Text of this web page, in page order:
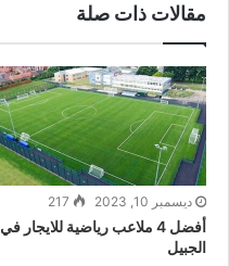
مقالات ذات صلة
ديسمبر 10, 2023 217
أفضل 4 ملاعب رياضية للايجار في
الجبيل